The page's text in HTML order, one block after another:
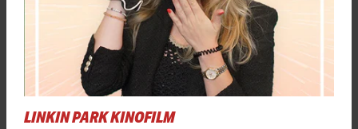
LINKIN PARK KINOFILM